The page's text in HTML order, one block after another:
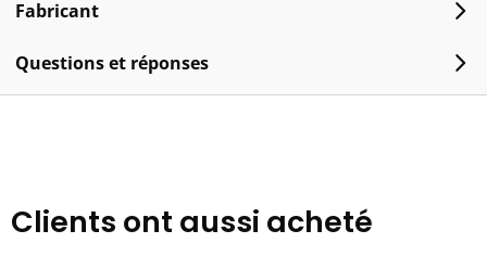
Fabricant
Questions et réponses
Clients ont aussi acheté